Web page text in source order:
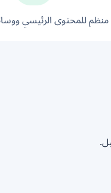
للمحتوى الرئيسي